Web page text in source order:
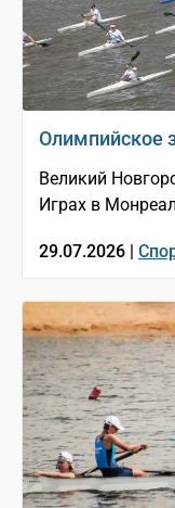
Олимпийское
Великий
Играх в
29.07.2026 |